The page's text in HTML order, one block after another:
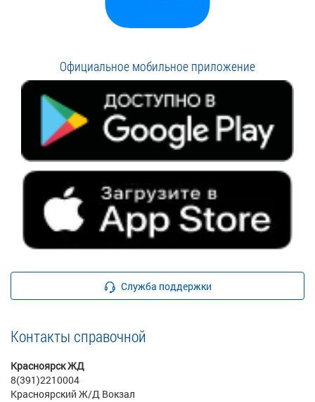
Официальное мобильное приложение
Служба поддержки
Контакты справочной
Красноярск ЖД
8(391)2210004
Красноярский Ж/Д Вокзал